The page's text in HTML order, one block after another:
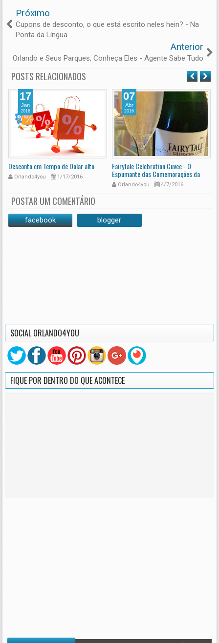
Próximo
Cupons de desconto, o que está escrito neles hein? - Na
Ponta da Língua
Anterior
Orlando e Seus Parques, Conheça Eles - Agente Sabe Tudo
POSTS RELACIONADOS
17
Jan
2016
Desconto em Tempo de Dolar alto
Orlando4you 1/17/2016
07
Abr
2016
FairyTale Celebration Cuvee - O
Espumante das Comemorações da
Disney
Orlando4you 4/7/2016
POSTAR UM COMENTÁRIO
facebook blogger
SOCIAL ORLANDO4YOU
FIQUE POR DENTRO DO QUE ACONTECE